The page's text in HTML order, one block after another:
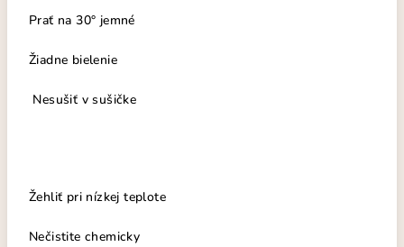
Prať na 30° jemné
Žiadne bielenie
Nesušiť v sušičke
Žehliť pri nízkej teplote
Nečistite chemicky